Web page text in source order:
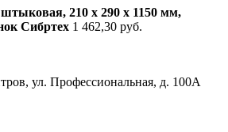
210 x 290 x 1150 мм,
Сибртех 1 462,30 руб.
ул. Профессиональная, д. 100А